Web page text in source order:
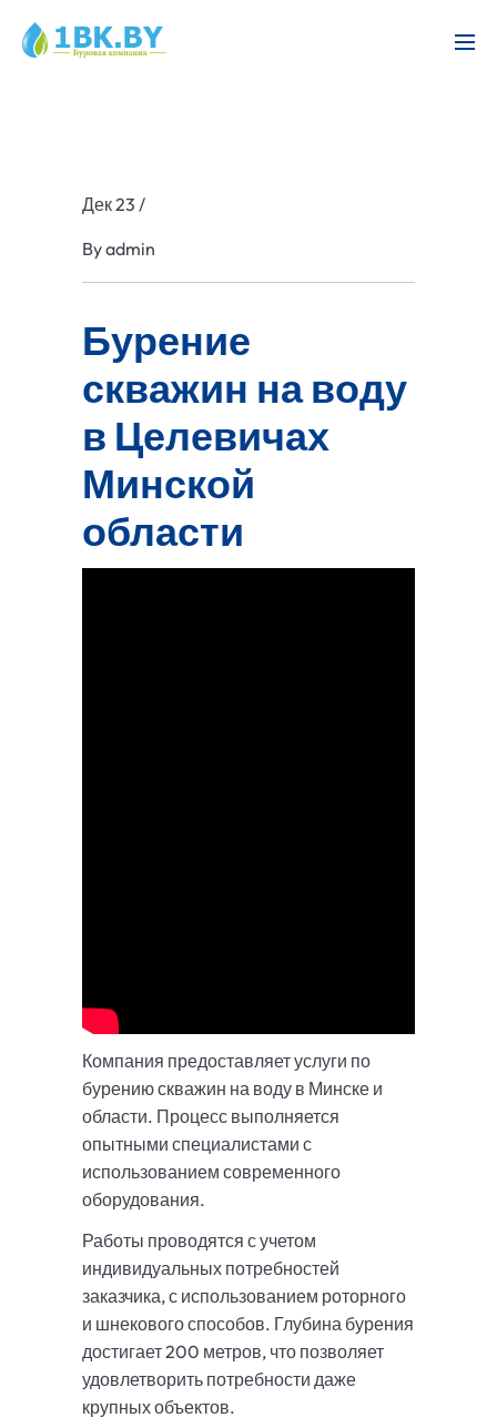
Дек 23 /
Byadmin
Бурение
скважин на воду
в Целевичах
Минской
области
Компания предоставляет услуги по
бурению скважин на воду в Минске и
области. Процесс выполняется
опытными специалистами с
использованием современного
оборудования.
Работы проводятся с учетом
индивидуальных потребностей
заказчика, с использованием роторного
и шнекового способов. Глубина бурения
достигает 200 метров, что позволяет
удовлетворить потребности даже
крупных объектов.